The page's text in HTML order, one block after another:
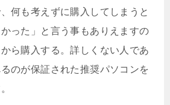
何も考えずに購入してしまうと
かった」と言う事もありえますの
ら購入する。詳しくない人であ
のが保証された推奨パソコンを